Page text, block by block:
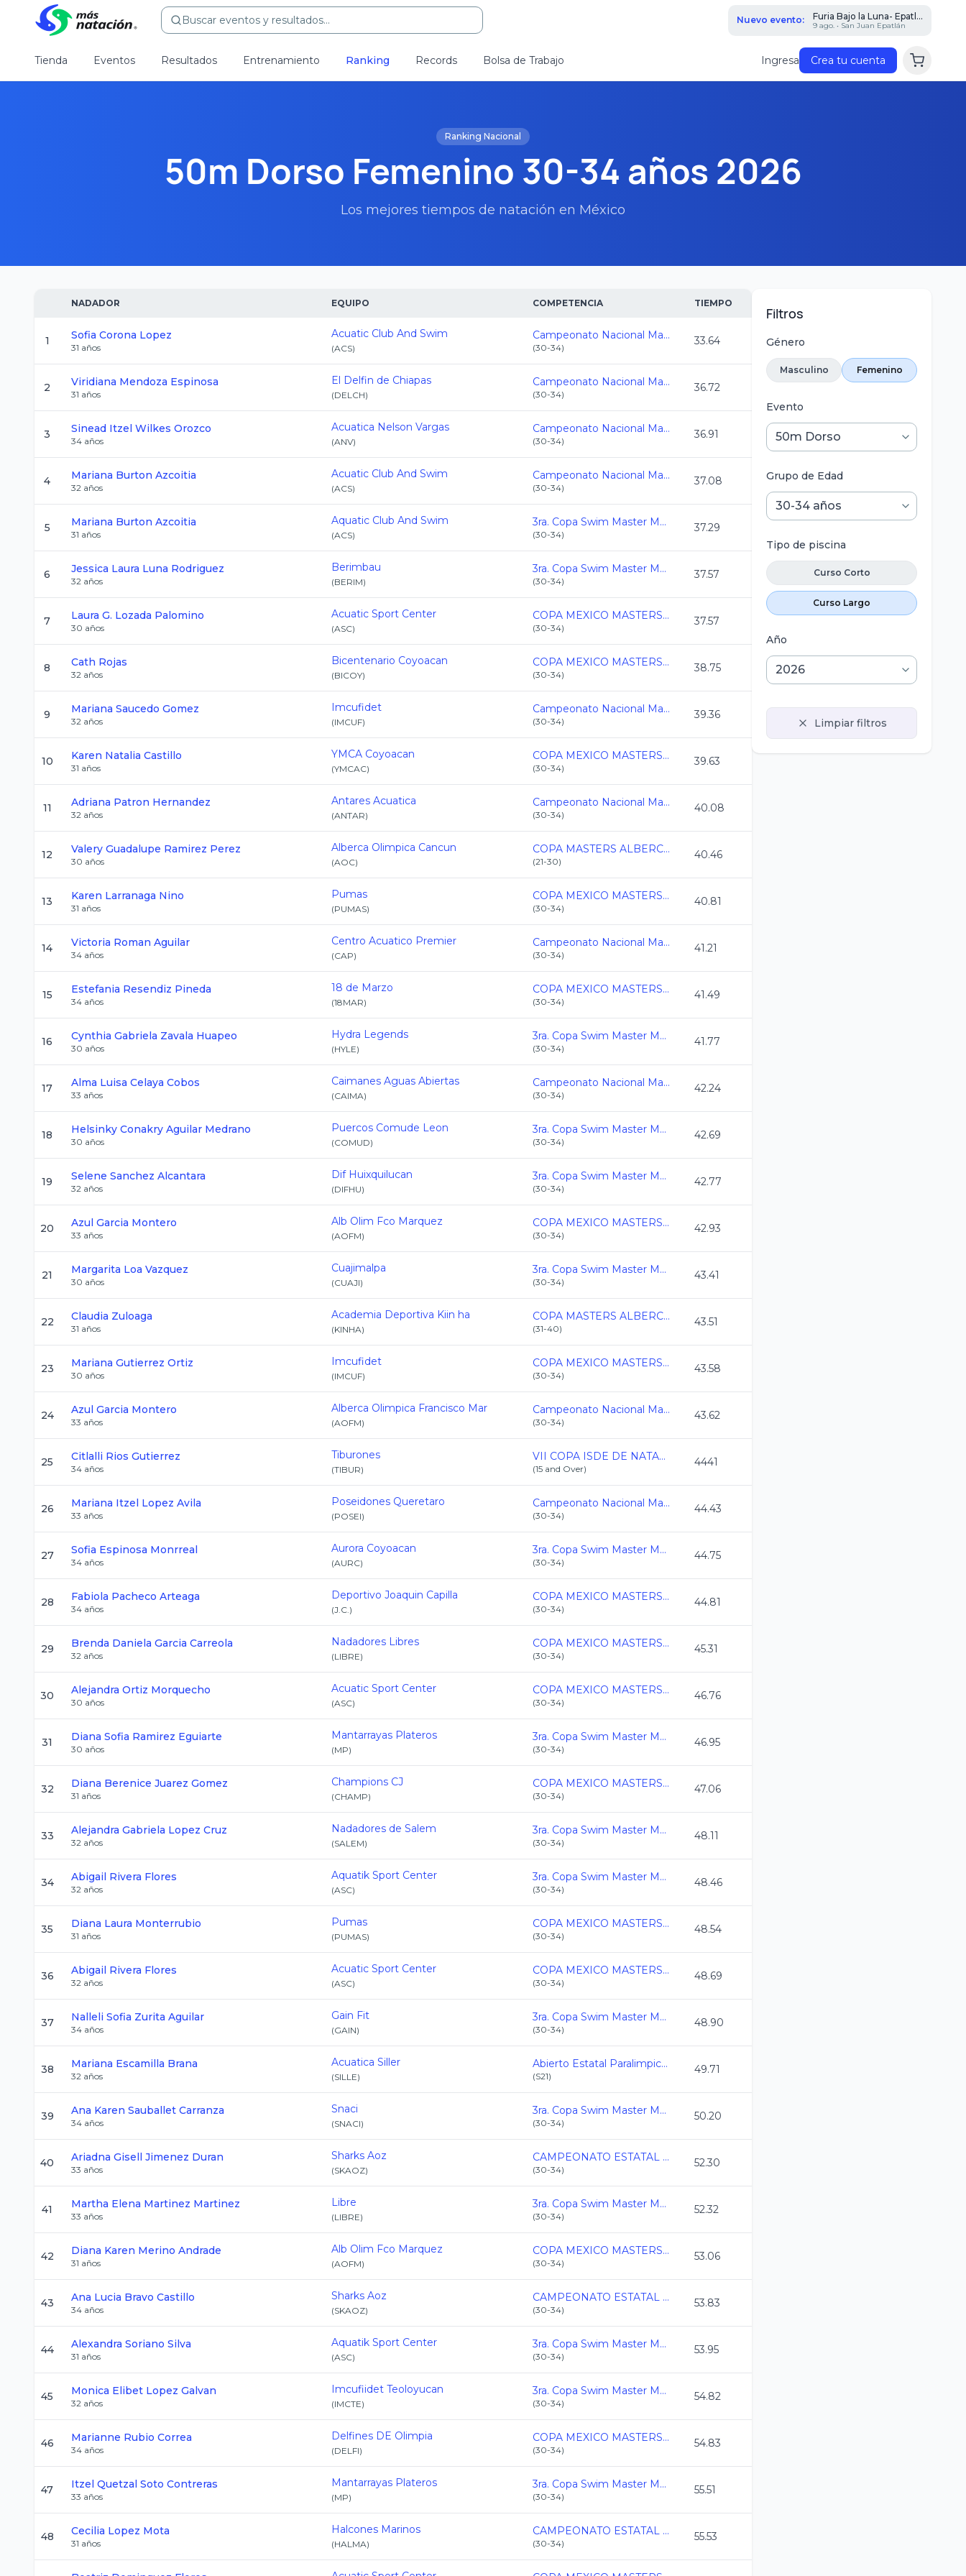
Buscar eventos y resultados... Nuevo evento: Furia Bajo la Luna- Epatl...
9 ago. • San Juan Epatlán
Tienda Eventos Resultados Entrenamiento Ranking Records Bolsa de Trabajo Ingresa Crea tu cuenta
Ranking Nacional
50m Dorso Femenino 30-34 años 2026
Los mejores tiempos de natación en México
NADADOR EQUIPO COMPETENCIA TIEMPO
1 Sofia Corona Lopez
31 años
Acuatic Club And Swim
(ACS)
Campeonato Nacional Master C.L. 2026
(30-34)
33.64
2 Viridiana Mendoza Espinosa
31 años
El Delfin de Chiapas
(DELCH)
Campeonato Nacional Master C.L. 2026
(30-34)
36.72
3 Sinead Itzel Wilkes Orozco
34 años
Acuatica Nelson Vargas
(ANV)
Campeonato Nacional Master C.L. 2026
(30-34)
36.91
4 Mariana Burton Azcoitia
32 años
Acuatic Club And Swim
(ACS)
Campeonato Nacional Master C.L. 2026
(30-34)
37.08
5 Mariana Burton Azcoitia
31 años
Aquatic Club And Swim
(ACS)
3ra. Copa Swim Master Mexico C.L. 2026
(30-34)
37.29
6 Jessica Laura Luna Rodriguez
32 años
Berimbau
(BERIM)
3ra. Copa Swim Master Mexico C.L. 2026
(30-34)
37.57
7 Laura G. Lozada Palomino
30 años
Acuatic Sport Center
(ASC)
COPA MEXICO MASTERS CURSO LARGO 2026
(30-34)
37.57
8 Cath Rojas
32 años
Bicentenario Coyoacan
(BICOY)
COPA MEXICO MASTERS CURSO LARGO 2026
(30-34)
38.75
9 Mariana Saucedo Gomez
32 años
Imcufidet
(IMCUF)
Campeonato Nacional Master C.L. 2026
(30-34)
39.36
10 Karen Natalia Castillo
31 años
YMCA Coyoacan
(YMCAC)
COPA MEXICO MASTERS CURSO LARGO 2026
(30-34)
39.63
11 Adriana Patron Hernandez
32 años
Antares Acuatica
(ANTAR)
Campeonato Nacional Master C.L. 2026
(30-34)
40.08
12 Valery Guadalupe Ramirez Perez
30 años
Alberca Olimpica Cancun
(AOC)
COPA MASTERS ALBERCA OLIMPICA CL 2026
(21-30)
40.46
13 Karen Larranaga Nino
31 años
Pumas
(PUMAS)
COPA MEXICO MASTERS CURSO LARGO 2026
(30-34)
40.81
14 Victoria Roman Aguilar
34 años
Centro Acuatico Premier
(CAP)
Campeonato Nacional Master C.L. 2026
(30-34)
41.21
15 Estefania Resendiz Pineda
34 años
18 de Marzo
(18MAR)
COPA MEXICO MASTERS CURSO LARGO 2026
(30-34)
41.49
16 Cynthia Gabriela Zavala Huapeo
30 años
Hydra Legends
(HYLE)
3ra. Copa Swim Master Mexico C.L. 2026
(30-34)
41.77
17 Alma Luisa Celaya Cobos
33 años
Caimanes Aguas Abiertas
(CAIMA)
Campeonato Nacional Master C.L. 2026
(30-34)
42.24
18 Helsinky Conakry Aguilar Medrano
30 años
Puercos Comude Leon
(COMUD)
3ra. Copa Swim Master Mexico C.L. 2026
(30-34)
42.69
19 Selene Sanchez Alcantara
32 años
Dif Huixquilucan
(DIFHU)
3ra. Copa Swim Master Mexico C.L. 2026
(30-34)
42.77
20 Azul Garcia Montero
33 años
Alb Olim Fco Marquez
(AOFM)
COPA MEXICO MASTERS CURSO LARGO 2026
(30-34)
42.93
21 Margarita Loa Vazquez
30 años
Cuajimalpa
(CUAJI)
3ra. Copa Swim Master Mexico C.L. 2026
(30-34)
43.41
22 Claudia Zuloaga
31 años
Academia Deportiva Kiin ha
(KINHA)
COPA MASTERS ALBERCA OLIMPICA CL 2026
(31-40)
43.51
23 Mariana Gutierrez Ortiz
30 años
Imcufidet
(IMCUF)
COPA MEXICO MASTERS CURSO LARGO 2026
(30-34)
43.58
24 Azul Garcia Montero
33 años
Alberca Olimpica Francisco Mar
(AOFM)
Campeonato Nacional Master C.L. 2026
(30-34)
43.62
25 Citlalli Rios Gutierrez
34 años
Tiburones
(TIBUR)
VII COPA ISDE DE NATACION CURSO LARGO 2026
(15 and Over)
4441
26 Mariana Itzel Lopez Avila
33 años
Poseidones Queretaro
(POSEI)
Campeonato Nacional Master C.L. 2026
(30-34)
44.43
27 Sofia Espinosa Monrreal
34 años
Aurora Coyoacan
(AURC)
3ra. Copa Swim Master Mexico C.L. 2026
(30-34)
44.75
28 Fabiola Pacheco Arteaga
34 años
Deportivo Joaquin Capilla
(J.C.)
COPA MEXICO MASTERS CURSO LARGO 2026
(30-34)
44.81
29 Brenda Daniela Garcia Carreola
32 años
Nadadores Libres
(LIBRE)
COPA MEXICO MASTERS CURSO LARGO 2026
(30-34)
45.31
30 Alejandra Ortiz Morquecho
30 años
Acuatic Sport Center
(ASC)
COPA MEXICO MASTERS CURSO LARGO 2026
(30-34)
46.76
31 Diana Sofia Ramirez Eguiarte
30 años
Mantarrayas Plateros
(MP)
3ra. Copa Swim Master Mexico C.L. 2026
(30-34)
46.95
32 Diana Berenice Juarez Gomez
31 años
Champions CJ
(CHAMP)
COPA MEXICO MASTERS CURSO LARGO 2026
(30-34)
47.06
33 Alejandra Gabriela Lopez Cruz
32 años
Nadadores de Salem
(SALEM)
3ra. Copa Swim Master Mexico C.L. 2026
(30-34)
48.11
34 Abigail Rivera Flores
32 años
Aquatik Sport Center
(ASC)
3ra. Copa Swim Master Mexico C.L. 2026
(30-34)
48.46
35 Diana Laura Monterrubio
31 años
Pumas
(PUMAS)
COPA MEXICO MASTERS CURSO LARGO 2026
(30-34)
48.54
36 Abigail Rivera Flores
32 años
Acuatic Sport Center
(ASC)
COPA MEXICO MASTERS CURSO LARGO 2026
(30-34)
48.69
37 Nalleli Sofia Zurita Aguilar
34 años
Gain Fit
(GAIN)
3ra. Copa Swim Master Mexico C.L. 2026
(30-34)
48.90
38 Mariana Escamilla Brana
32 años
Acuatica Siller
(SILLE)
Abierto Estatal Paralimpico CL 2026
(S21)
49.71
39 Ana Karen Sauballet Carranza
34 años
Snaci
(SNACI)
3ra. Copa Swim Master Mexico C.L. 2026
(30-34)
50.20
40 Ariadna Gisell Jimenez Duran
33 años
Sharks Aoz
(SKAOZ)
CAMPEONATO ESTATAL MASTER CURSO LARGO 2026
(30-34)
52.30
41 Martha Elena Martinez Martinez
33 años
Libre
(LIBRE)
3ra. Copa Swim Master Mexico C.L. 2026
(30-34)
52.32
42 Diana Karen Merino Andrade
31 años
Alb Olim Fco Marquez
(AOFM)
COPA MEXICO MASTERS CURSO LARGO 2026
(30-34)
53.06
43 Ana Lucia Bravo Castillo
34 años
Sharks Aoz
(SKAOZ)
CAMPEONATO ESTATAL MASTER CURSO LARGO 2026
(30-34)
53.83
44 Alexandra Soriano Silva
31 años
Aquatik Sport Center
(ASC)
3ra. Copa Swim Master Mexico C.L. 2026
(30-34)
53.95
45 Monica Elibet Lopez Galvan
32 años
Imcufiidet Teoloyucan
(IMCTE)
3ra. Copa Swim Master Mexico C.L. 2026
(30-34)
54.82
46 Marianne Rubio Correa
34 años
Delfines DE Olimpia
(DELFI)
COPA MEXICO MASTERS CURSO LARGO 2026
(30-34)
54.83
47 Itzel Quetzal Soto Contreras
33 años
Mantarrayas Plateros
(MP)
3ra. Copa Swim Master Mexico C.L. 2026
(30-34)
55.51
48 Cecilia Lopez Mota
31 años
Halcones Marinos
(HALMA)
CAMPEONATO ESTATAL MASTER CURSO LARGO 2026
(30-34)
55.53
Filtros
Género
Masculino Femenino
Evento
Grupo de Edad
Tipo de piscina
Curso Corto
Curso Largo
Año
Limpiar filtros